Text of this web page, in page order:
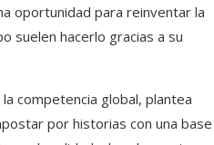
oportunidad para reinventar la
suelen hacerlo gracias a su
competencia global, plantea
por historias con una base